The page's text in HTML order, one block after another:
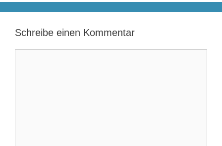
Schreibe einen Kommentar